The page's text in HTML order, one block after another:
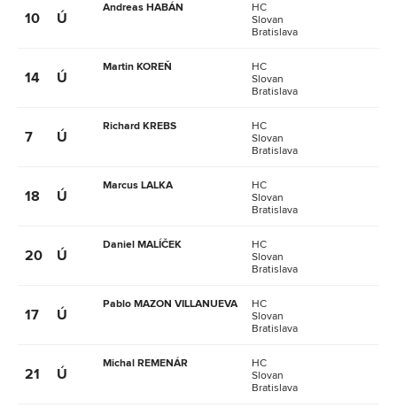
10 Ú
Andreas HABÁN
HC
Slovan
Bratislava
14 Ú
Martin KOREŇ
HC
Slovan
Bratislava
7 Ú
Richard KREBS
HC
Slovan
Bratislava
18 Ú
Marcus LALKA
HC
Slovan
Bratislava
20 Ú
Daniel MALÍČEK
HC
Slovan
Bratislava
17 Ú
Pablo MAZON VILLANUEVA
HC
Slovan
Bratislava
21 Ú
Michal REMENÁR
HC
Slovan
Bratislava